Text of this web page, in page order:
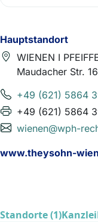
Hauptstandort
WIENEN I
Maudacher Str.
+49 (621) 5864
+49 (621) 5864
wienen@wph-
www.theysohn-
Standorte (1)Kanzlei